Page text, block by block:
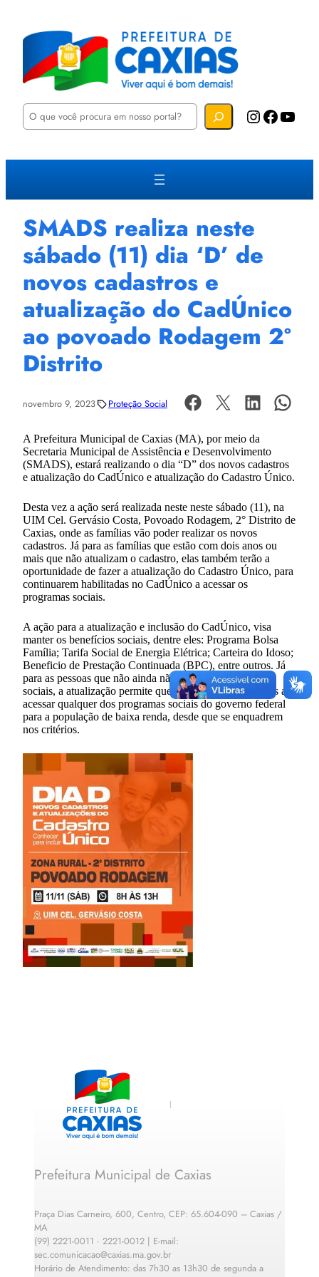
P
u
a
Instagram Facebook YouTube
SMADS realiza neste
sábado (11) dia ‘D’ de
novos cadastros e
atualização do CadÚnico
ao povoado Rodagem 2º
Distrito
novembro 9, 2023 Proteção Social
A Prefeitura Municipal de Caxias (MA), por meio da
Secretaria Municipal de Assistência e Desenvolvimento
(SMADS), estará realizando o dia “D” dos novos cadastros
e atualização do CadÚnico e atualização do Cadastro Único.
Desta vez a ação será realizada neste neste sábado (11), na
UIM Cel. Gervásio Costa, Povoado Rodagem, 2° Distrito de
Caxias, onde as famílias vão poder realizar os novos
cadastros. Já para as famílias que estão com dois anos ou
mais que não atualizam o cadastro, elas também terão a
oportunidade de fazer a atualização do Cadastro Único, para
continuarem habilitadas no CadÚnico a acessar os
programas sociais.
A ação para a atualização e inclusão do CadÚnico, visa
manter os benefícios sociais, dentre eles: Programa Bolsa
Família; Tarifa Social de Energia Elétrica; Carteira do Idoso;
Beneficio de Prestação Continuada (BPC), entre outros. Já
para as pessoas que não ainda não recebem benefícios
sociais, a atualização permite que elas estejam habilitadas a
acessar qualquer dos programas sociais do governo federal
para a população de baixa renda, desde que se enquadrem
nos critérios.
Prefeitura Municipal de Caxias
Praça Dias Carneiro, 600, Centro, CEP: 65.604-090 – Caxias /
MA
(99) 2221-0011 · 2221-0012 | E-mail:
sec.comunicacao@caxias.ma.gov.br
Horário de Atendimento: das 7h30 as 13h30 de segunda a